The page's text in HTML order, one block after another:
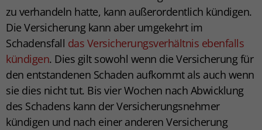
zu verhandeln hatte, kann außerordentlich kündigen.
Die Versicherung kann aber umgekehrt im
Schadensfall das Versicherungsverhältnis ebenfalls
kündigen. Dies gilt sowohl wenn die Versicherung für
den entstandenen Schaden aufkommt als auch wenn
sie dies nicht tut. Bis vier Wochen nach Abwicklung
des Schadens kann der Versicherungsnehmer
kündigen und nach einer anderen Versicherung